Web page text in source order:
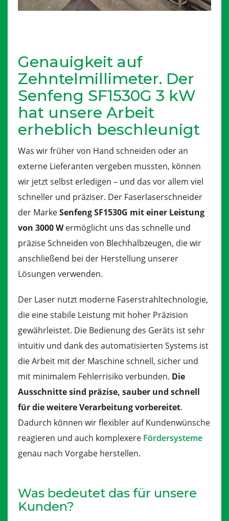
Genauigkeit auf
Zehntelmillimeter. Der
Senfeng SF1530G 3 kW
hat unsere Arbeit
erheblich beschleunigt
Was wir früher von Hand schneiden oder an
externe Lieferanten vergeben mussten, können
wir jetzt selbst erledigen – und das vor allem viel
schneller und präziser. Der Faserlaserschneider
der MarkeSenfeng SF1530G mit einer Leistung
von 3000 Wermöglicht uns das schnelle und
präzise Schneiden von Blechhalbzeugen, die wir
anschließend bei der Herstellung unserer
Lösungen verwenden.
Der Laser nutzt moderne Faserstrahltechnologie,
die eine stabile Leistung mit hoher Präzision
gewährleistet. Die Bedienung des Geräts ist sehr
intuitiv und dank des automatisierten Systems ist
die Arbeit mit der Maschine schnell, sicher und
mit minimalem Fehlerrisiko verbunden. Die
Ausschnitte sind präzise, sauber und schnell
für die weitere Verarbeitung vorbereitet.
Dadurch können wir flexibler auf Kundenwünsche
reagieren und auch komplexere Fördersysteme
genau nach Vorgabe herstellen.
Was bedeutet das für unsere
Kunden?